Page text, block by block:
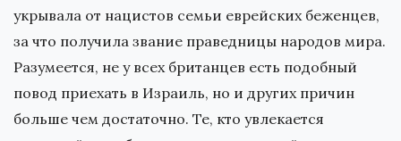
укрывала от нацистов семьи еврейских беженцев,
за что получила звание праведницы народов мира.
Разумеется, не у всех британцев есть подобный
повод приехать в Израиль, но и других причин
больше чем достаточно. Те, кто увлекается